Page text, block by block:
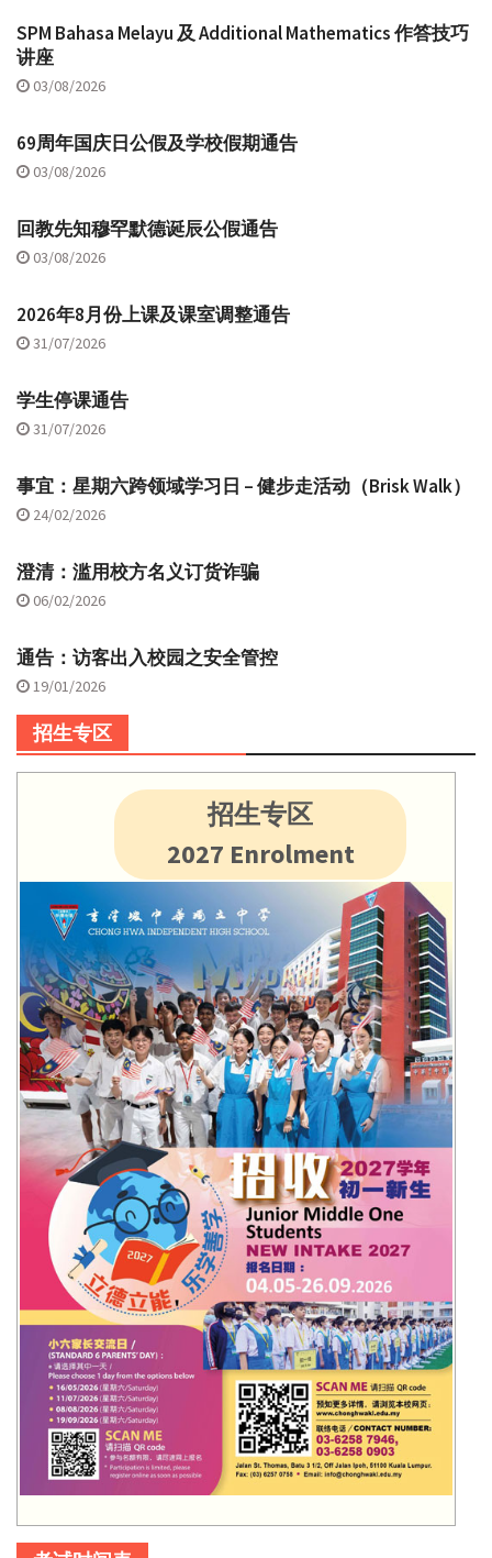
SPM Bahasa Melayu 及 Additional Mathematics 作答技巧
讲座
03/08/2026
69周年国庆日公假及学校假期通告
03/08/2026
回教先知穆罕默德诞辰公假通告
03/08/2026
2026年8月份上课及课室调整通告
31/07/2026
学生停课通告
31/07/2026
事宜：星期六跨领域学习日 – 健步走活动（Brisk Walk）
24/02/2026
澄清：滥用校方名义订货诈骗
06/02/2026
通告：访客出入校园之安全管控
19/01/2026
招生专区
招生专区
2027 Enrolment